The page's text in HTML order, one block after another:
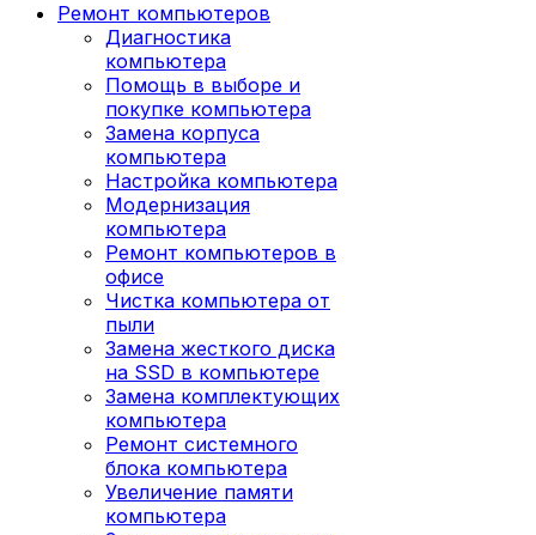
Ремонт компьютеров
Диагностика
компьютера
Помощь в выборе и
покупке компьютера
Замена корпуса
компьютера
Настройка компьютера
Модернизация
компьютера
Ремонт компьютеров в
офисе
Чистка компьютера от
пыли
Замена жесткого диска
на SSD в компьютере
Замена комплектующих
компьютера
Ремонт системного
блока компьютера
Увеличение памяти
компьютера